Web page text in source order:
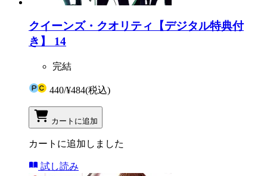
クイーンズ・クオリティ【デジタル特典付
き】 14
完結
440/¥484(税込)
カートに追加
カートに追加しました
試し読み